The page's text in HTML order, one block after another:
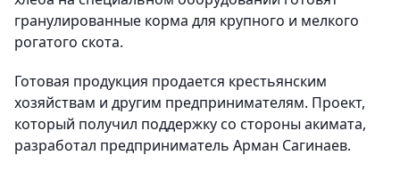
гранулированные корма для крупного и мелкого
рогатого скота.
Готовая продукция продается крестьянским
хозяйствам и другим предпринимателям. Проект,
который получил поддержку со стороны акимата,
разработал предприниматель Арман Сагинаев.